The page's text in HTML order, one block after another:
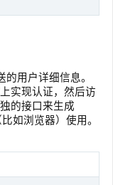
用户详细信息。
实现认证，然后访
的接口来生成
如浏览器）使用。